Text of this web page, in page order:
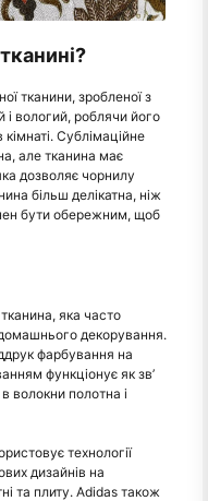
тканини, зробленої з
і вологий, роблячи його
Сублімаційне
але тканина має
дозволяє чорнилу
більш делікатна, ніж
бути обережним, щоб
яка часто
декорування.
фарбування на
функціонує як зв’
волокни полотна і
технології
дизайнів на
та плиту. Adidas також